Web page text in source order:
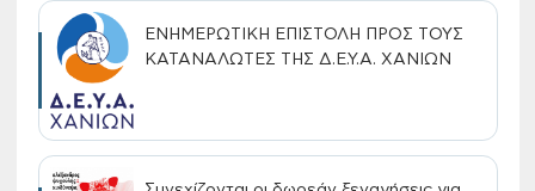
ΕΝΗΜΕΡΩΤΙΚΗ ΕΠΙΣΤΟΛΗ ΠΡΟΣ ΤΟΥΣ
ΚΑΤΑΝΑΛΩΤΕΣ ΤΗΣ Δ.Ε.Υ.Α. ΧΑΝΙΩΝ